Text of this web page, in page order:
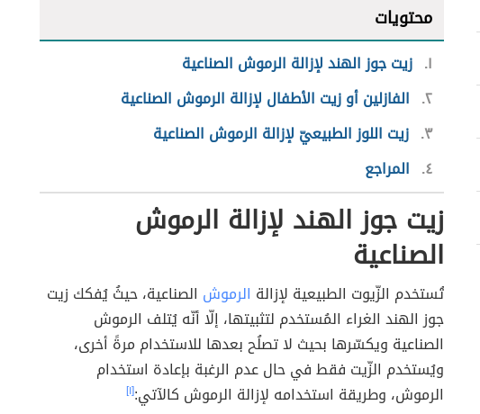
محتويات
١ زيت جوز الهند لإزالة الرموش الصناعية
٢ الفازلين أو زيت الأطفال لإزالة الرموش الصناعية
٣ زيت اللوز الطبيعيّ لإزالة الرموش الصناعية
٤ المراجع
زيت جوز الهند لإزالة الرموش
الصناعية
تُستخدم الزّيوت الطبيعية لإزالة الرموش الصناعية، حيثُ يُفكك زيت
جوز الهند الغراء المُستخدم لتثبيتها، إلّا أنّه يُتلف الرموش
الصناعية ويكسّرها بحيث لا تصلُح بعدها للاستخدام مرةً أخرى،
ويُستخدم الزّيت فقط في حال عدم الرغبة بإعادة استخدام
الرموش، وطريقة استخدامه لإزالة الرموش كالآتي:[١]